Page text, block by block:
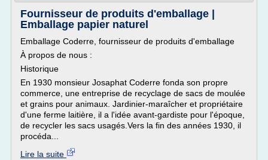
Fournisseur de produits d'emballage |
Emballage papier naturel
Emballage Coderre, fournisseur de produits d'emballage
À propos de nous :
Historique
En 1930 monsieur Josaphat Coderre fonda son propre
commerce, une entreprise de recyclage de sacs de moulée
et grains pour animaux. Jardinier-maraîcher et propriétaire
d'une ferme laitière, il a l'idée avant-gardiste pour l'époque,
de recycler les sacs usagés.Vers la fin des années 1930, il
procéda...
Lire la suite